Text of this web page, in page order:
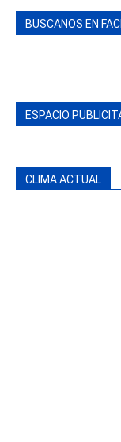
BUSCANOS EN
ESPACIO
CLIMA ACTUAL